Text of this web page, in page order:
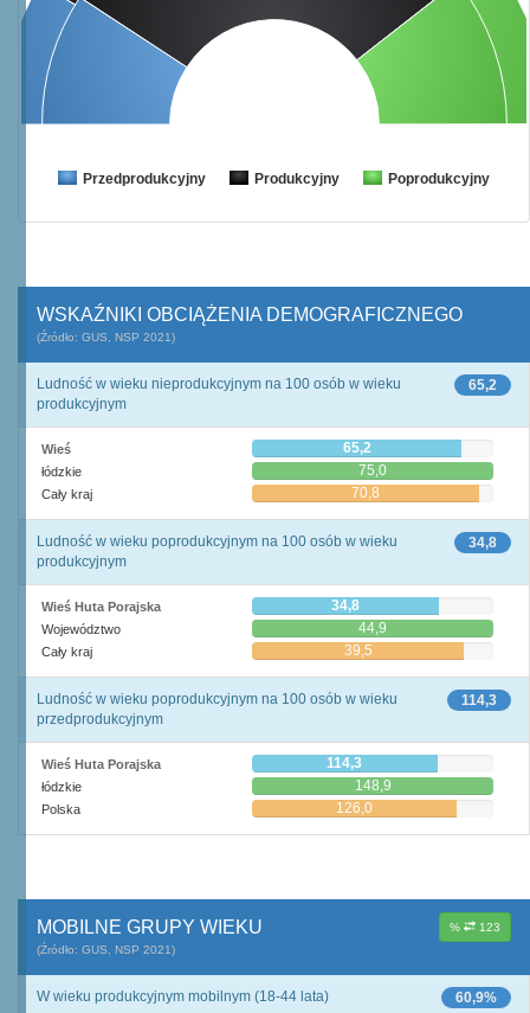
Przedprodukcyjny Produkcyjny Poprodukcyjny
WSKAŹNIKI OBCIĄŻENIA DEMOGRAFICZNEGO
(Źródło: GUS, NSP 2021)
65,2
Ludność w wieku nieprodukcyjnym na 100 osób w wieku
produkcyjnym
Wieś 65,2
łódzkie 75,0
Cały kraj 70,8
34,8
Ludność w wieku poprodukcyjnym na 100 osób w wieku
produkcyjnym
Wieś Huta Porajska 34,8
Województwo 44,9
Cały kraj 39,5
114,3
Ludność w wieku poprodukcyjnym na 100 osób w wieku
przedprodukcyjnym
Wieś Huta Porajska 114,3
łódzkie 148,9
Polska 126,0
% 123
MOBILNE GRUPY WIEKU
(Źródło: GUS, NSP 2021)
60,9%
W wieku produkcyjnym mobilnym (18-44 lata)